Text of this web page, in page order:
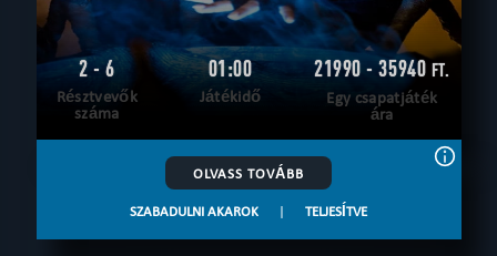
2 - 6
Résztvevők
száma
01:00
Játékidő
21990 - 35940 FT.
Egy csapatjáték
ára
OLVASS TOVÁBB
SZABADULNI AKAROK | TELJESÍTVE